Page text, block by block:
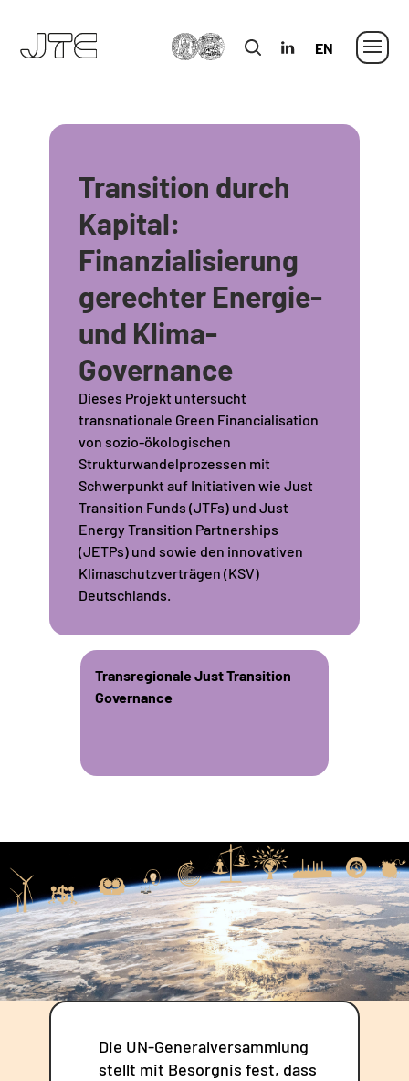
Englisch
MLU
Transition durch
Kapital:
Finanzialisierung
gerechter Energie-
und Klima-
Governance
Dieses Projekt untersucht
transnationale Green Financialisation
von sozio-ökologischen
Strukturwandelprozessen mit
Schwerpunkt auf Initiativen wie Just
Transition Funds (JTFs) und Just
Energy Transition Partnerships
(JETPs) und sowie den innovativen
Klimaschutzverträgen (KSV)
Deutschlands.
Transregionale Just Transition
Governance
Die UN-Generalversammlung
stellt mit Besorgnis fest, dass